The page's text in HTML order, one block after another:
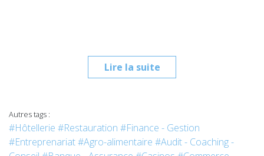
Lire la suite
Autres tags :
#Hôtellerie #Restauration #Finance - Gestion
#Entreprenariat#Agro-alimentaire #Audit - Coaching -